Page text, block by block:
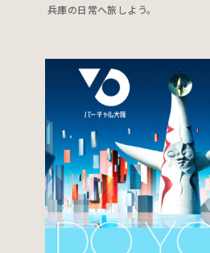
兵庫の日常へ旅しよう。